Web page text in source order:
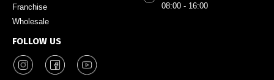
Franchise
Wholesale
FOLLOW US
08:00 - 16:00